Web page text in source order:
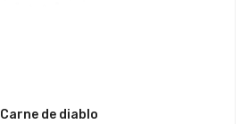
Carne de diablo